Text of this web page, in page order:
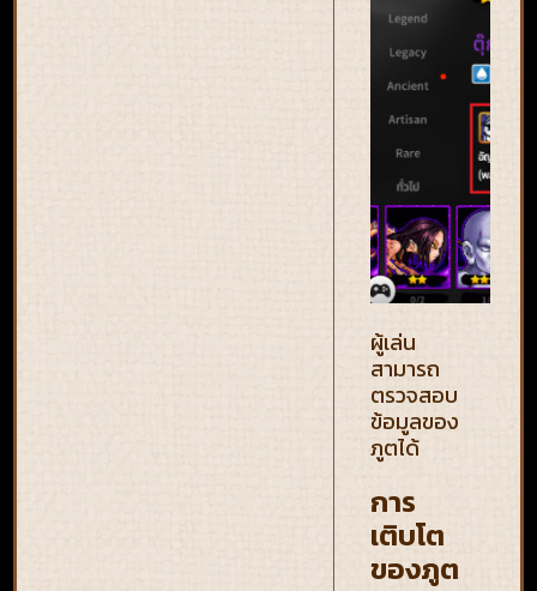
ผู้เล่น
สามารถ
ตรวจสอบ
ข้อมูลของ
ภูตได้
การ
เติบโต
ของภูต